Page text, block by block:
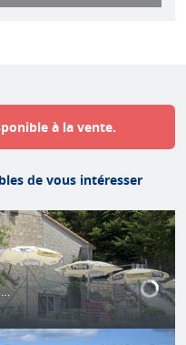
à la vente.
de vous intéresser
Chambres d'hôtes Auberge du Col de la Vaccia